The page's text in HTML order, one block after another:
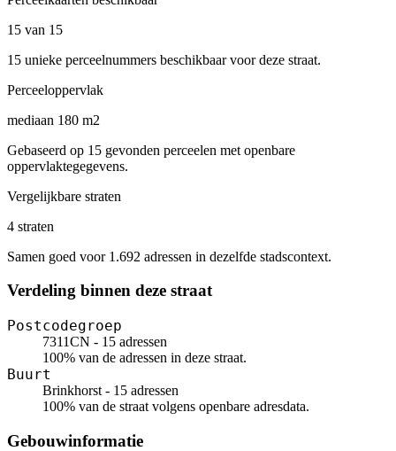
15 van 15
15 unieke perceelnummers beschikbaar voor deze straat.
Perceeloppervlak
mediaan 180 m2
Gebaseerd op 15 gevonden perceelen met openbare
oppervlaktegegevens.
Vergelijkbare straten
4 straten
Samen goed voor 1.692 adressen in dezelfde stadscontext.
Verdeling binnen deze straat
Postcodegroep
7311CN - 15 adressen
100% van de adressen in deze straat.
Buurt
Brinkhorst - 15 adressen
100% van de straat volgens openbare adresdata.
Gebouwinformatie